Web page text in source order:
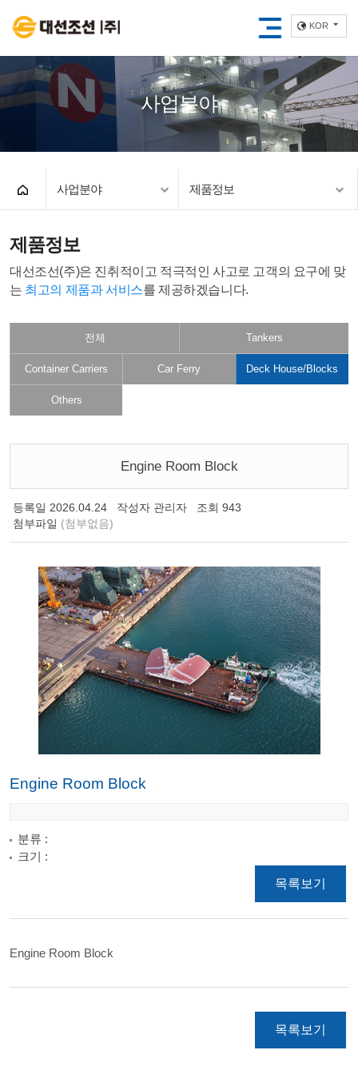
KOR
사업분야
사업분야 제품정보
제품정보
대선조선(주)은 진취적이고 적극적인 사고로 고객의 요구에 맞
는 최고의 제품과 서비스를 제공하겠습니다.
전체 Tankers
Container Carriers Car Ferry Deck House/Blocks
Others
Engine Room Block
등록일 2026.04.24 작성자 관리자 조회 943
첨부파일 (첨부없음)
Engine Room Block
분류 :
크기 :
목록보기
Engine Room Block
목록보기